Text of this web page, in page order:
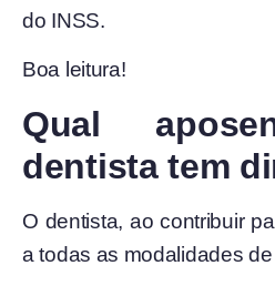
do INSS.
Boa leitura!
Qual
dentista tem
O dentista, ao contribuir
a todas as modalidades